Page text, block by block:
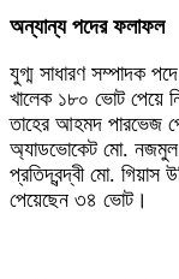
‎অন্যান্য পদের ফলাফল
‎যুগ্ম সাধারণ সম্পাদক
খালেক ১৮০ ভোট পেয়ে
তাহের আহমদ পারভেজ
অ্যাডভোকেট মো. নজমুল
প্রতিদ্বন্দ্বী মো. গিয়াস
পেয়েছেন ৩৪ ভোট।